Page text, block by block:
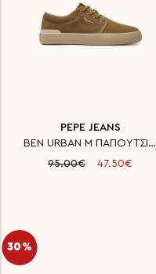
PEPE JEANS
BEN URBAN M ΠΑΠΟΥΤΣΙ ΑΝΔΡΙΚΟ
95.00€
47.50€
30%